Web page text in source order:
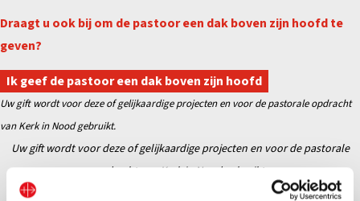
Draagt u ook bij om de pastoor een dak boven zijn hoofd te
geven?
Ik geef de pastoor een dak boven zijn hoofd
Uw gift wordt voor deze of gelijkaardige projecten en voor de pastorale opdracht
van Kerk in Nood gebruikt.
Uw gift wordt voor deze of gelijkaardige projecten en voor de pastorale
opdracht van Kerk in Nood gebruikt.